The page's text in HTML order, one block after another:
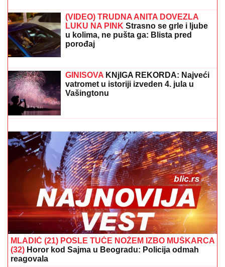
"Znali su šta rade"
"HOĆEŠ TI DA SE SKIDAŠ ILI JA DA
TE SKINEM?"Pevačica doživela
jezivo zlostavljanje, o traumi samo
STRAVIČNA NESREĆA KOD JASENOVIKA!Strahuje
se da IMA POVREĐENIH, sve vrvi od policije i Hitne
pomoći (FOTO, VIDEO)
NOVAK ĐOKOVIĆ REAGOVAO ZBOG
SLIKE BIVŠEG MUŽA DRAGANE
MIRKOVIĆToni Bijelić se pohvalio!
Potez slavnog tenisera iznenadio sve -
o ovome se i dalje priča